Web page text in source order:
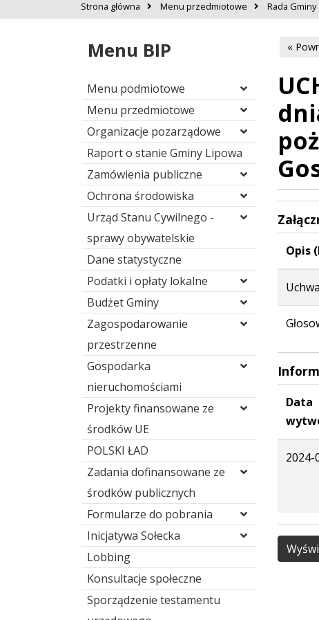
Strona główna Menu przedmiotowe Rada Gminy
Menu BIP
Menu podmiotowe
Menu przedmiotowe
Organizacje pozarządowe
Raport o stanie Gminy Lipowa
Zamówienia publiczne
Ochrona środowiska
Urząd Stanu Cywilnego -
sprawy obywatelskie
Dane statystyczne
Podatki i opłaty lokalne
Budżet Gminy
Zagospodarowanie
przestrzenne
Gospodarka
nieruchomościami
Projekty finansowane ze
środków UE
POLSKI ŁAD
Zadania dofinansowane ze
środków publicznych
Formularze do pobrania
Inicjatywa Sołecka
Lobbing
Konsultacje społeczne
Sporządzenie testamentu
«
Opis
Data
2024-